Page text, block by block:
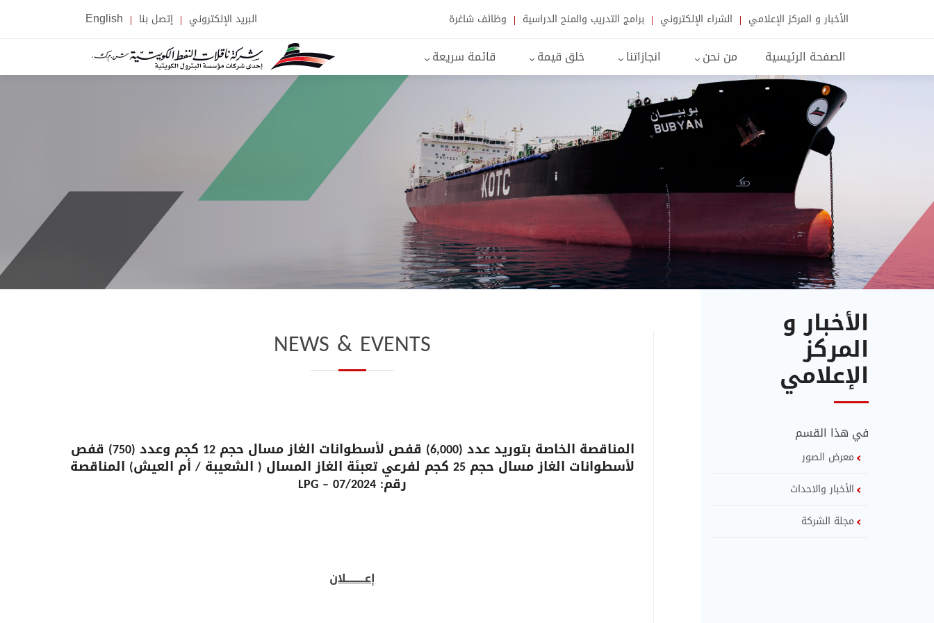
وظائف شاغرة برامج التدريب والمنح الدراسية الشراء الإلكتروني الأخبار و المركز الإعلامي English إتصل بنا البريد الإلكتروني
الصفحة الرئيسية من نحن انجازاتنا خلق قيمة قائمة سريعة
الأخبار و
المركز
الإعلامي
في هذا القسم
معرض الصور
الأخبار والاحداث
مجلة الشركة
NEWS & EVENTS
المناقصة الخاصة بتوريد عدد (6,000) قفص لأسطوانات الغاز مسال حجم 12 كجم وعدد (750) قفص
لأسطوانات الغاز مسال حجم 25 كجم لفرعي تعبئة الغاز المسال ( الشعيبة / أم العيش) المناقصة
رقم: LPG – 07/2024
إعـــــــــلان